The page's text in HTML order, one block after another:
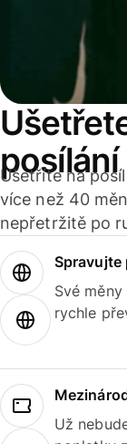
Ušetříte na
více než 40
nepřetržitě po
Spravujte
Své
rychle
Už